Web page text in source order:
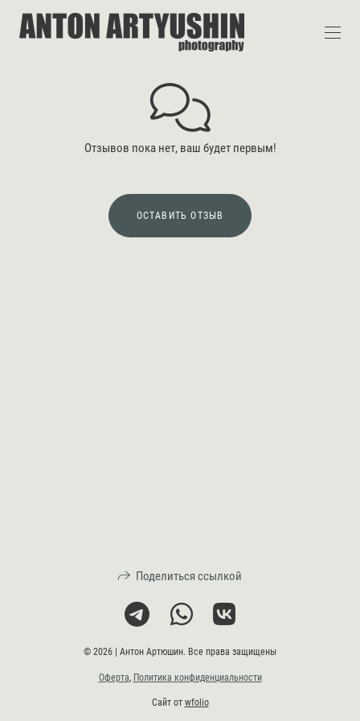
Отзывов пока нет, ваш будет первым!
ОСТАВИТЬ ОТЗЫВ
Поделиться ссылкой
© 2026 | Антон Артюшин. Все права защищены
Оферта, Политика конфиденциальности
Сайт от wfolio